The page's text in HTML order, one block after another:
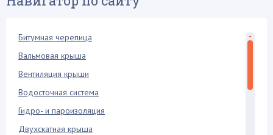
Битумная черепица
Вальмовая крыша
Вентиляция крыши
Водосточная система
Гидро- и пароизоляция
Двухскатная крыша